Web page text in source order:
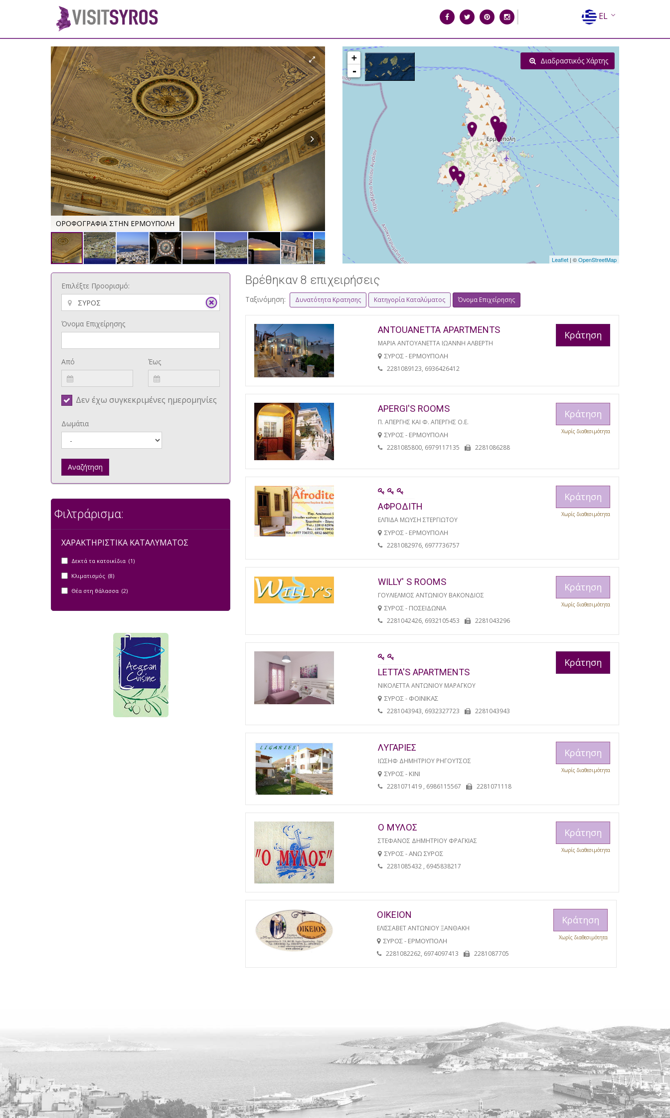
EL
EN
FR
ES
RU
CN
ΟΡΟΦΟΓΡΑΦΙΑ ΣΤΗΝ ΕΡΜΟΥΠΟΛΗ ΠΕΡΙΟΧΗ ΒΑΠΟΡΙΑ ΕΡΜΟΥΠΟΛΗ
+
-
Leaflet | ©OpenStreetMap
Διαδραστικός Χάρτης
Επιλέξτε Προορισμό:
Όνομα Επιχείρησης
Από Έως
Δεν έχω συγκεκριμένες ημερομηνίες
Δωμάτια
Αναζήτηση
Φιλτράρισμα:
ΧΑΡΑΚΤΗΡΙΣΤΙΚΑ ΚΑΤΑΛΥΜΑΤΟΣ
Δεκτά τα κατοικίδια (1)
Κλιματισμός (8)
Θέα στη θάλασσα (2)
Βρέθηκαν 8 επιχειρήσεις
Ταξινόμηση: Δυνατότητα Κρατησης Κατηγορία Καταλύματος Όνομα Επιχείρησης
ANTOUANETTA APARTMENTS
ΜΑΡΙΑ ΑΝΤΟΥΑΝΕΤΤΑ ΙΩΑΝΝΗ ΑΛΒΕΡΤΗ
ΣΥΡΟΣ - ΕΡΜΟΥΠΟΛΗ
2281089123, 6936426412
Κράτηση
APERGI'S ROOMS
Π. ΑΠΕΡΓΗΣ ΚΑΙ Φ. ΑΠΕΡΓΗΣ Ο.Ε.
ΣΥΡΟΣ - ΕΡΜΟΥΠΟΛΗ
2281085800, 6979117135 2281086288
Κράτηση
Χωρίς διαθεσιμότητα
ΑΦΡΟΔΙΤΗ
ΕΛΠΙΔΑ ΜΩΥΣΗ ΣΤΕΡΓΙΩΤΟΥ
ΣΥΡΟΣ - ΕΡΜΟΥΠΟΛΗ
2281082976, 6977736757
Κράτηση
Χωρίς διαθεσιμότητα
WILLY' S ROOMS
ΓΟΥΛΙΕΛΜΟΣ ΑΝΤΩΝΙΟΥ ΒΑΚΟΝΔΙΟΣ
ΣΥΡΟΣ - ΠΟΣΕΙΔΩΝΙΑ
2281042426, 6932105453 2281043296
Κράτηση
Χωρίς διαθεσιμότητα
LETTA'S APARTMENTS
ΝΙΚΟΛΕΤΤΑ ΑΝΤΩΝΙΟΥ ΜΑΡΑΓΚΟΥ
ΣΥΡΟΣ - ΦΟΙΝΙΚΑΣ
2281043943, 6932327723 2281043943
Κράτηση
ΛΥΓΑΡΙΕΣ
ΙΩΣΗΦ ΔΗΜΗΤΡΙΟΥ ΡΗΓΟΥΤΣΟΣ
ΣΥΡΟΣ - ΚΙΝΙ
2281071419 , 6986115567 2281071118
Κράτηση
Χωρίς διαθεσιμότητα
Ο ΜΥΛΟΣ
ΣΤΕΦΑΝΟΣ ΔΗΜΗΤΡΙΟΥ ΦΡΑΓΚΙΑΣ
ΣΥΡΟΣ - ΑΝΩ ΣΥΡΟΣ
2281085432 , 6945838217
Κράτηση
Χωρίς διαθεσιμότητα
ΟΙΚΕΙΟΝ
ΕΛΙΣΣΑΒΕΤ ΑΝΤΩΝΙΟΥ ΞΑΝΘΑΚΗ
ΣΥΡΟΣ - ΕΡΜΟΥΠΟΛΗ
2281082262, 6974097413 2281087705
Κράτηση
Χωρίς διαθεσιμότητα